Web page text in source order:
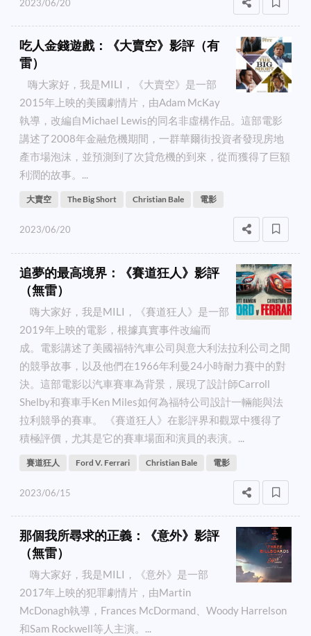
2023/06/20
吃人金錢遊戲：《大賣空》影評（有
雷）
嗨大家好，我是MILI，《大賣空》是一部
2015年上映的美國劇情片，由Adam McKay
執導，改編自Michael Lewis的同名非虛構作品。這部電影
講述了2008年金融危機期間，一群華爾街投資者發現房地
產市場泡沫，並預測到了次貸危機的到來，從而獲得了巨額
利潤的故事。...
大賣空 The Big Short Christian Bale 電影
2023/06/20
追夢的最高境界：《賽道狂人》影評
（無雷）
嗨大家好，我是MILI，《賽道狂人》是一部
2019年上映的電影，根據真實事件改編而
成。電影講述了美國福特汽車公司與意大利法拉利公司之間
的競爭故事，以及他們在1966年利曼24小時耐力賽中的對
決。這部電影以汽車賽車為背景，展現了設計師Carroll
Shelby和賽車手Ken Miles如何為福特公司設計一輛能與法
拉利競爭的賽車。 《賽道狂人》在影評界和觀眾中獲得了
積極評價，尤其是它的賽車場面和演員的表演。...
賽道狂人 Ford V. Ferrari Christian Bale 電影
2023/06/15
那個我所尋求的正義：《意外》影評
（無雷）
嗨大家好，我是MILI，《意外》是一部
2017年上映的犯罪劇情片，由Martin
McDonagh執導，Frances McDormand、Woody Harrelson
和Sam Rockwell等人主演。...